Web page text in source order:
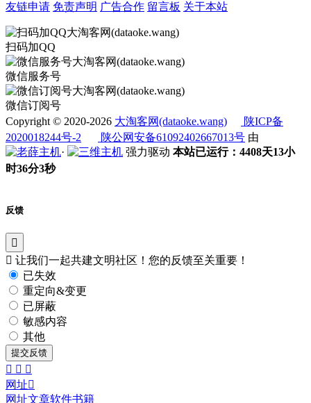
友链申请 免责声明 广告合作 留言板 关于本站
扫码加QQ
微信服务号
微信订阅号
Copyright © 2020-2026 大淘客网(dataoke.wang)
陕ICP备
2020018244号-2
陕公网安备61092402667013号 由
·
强力驱动 本站已运行：4408天13小
时36分3秒
反馈
让我们一起共建文明社区！您的反馈至关重要！
已失效
重定向&变更
已屏蔽
敏感内容
其他
提交反馈
网址
网址文章软件书籍